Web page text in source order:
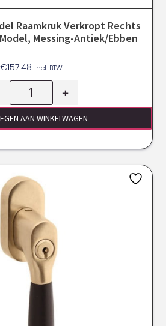
Raamkruk Verkropt Rechts
Messing-Antiek/ebben
€157.48 Incl. BTW
+
AAN WINKELWAGEN